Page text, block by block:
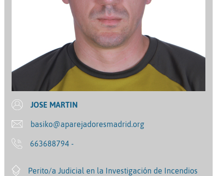
JOSE MARTIN
basiko@aparejadoresmadrid.org
663688794 -
Perito/a Judicial en la Investigación de Incendios